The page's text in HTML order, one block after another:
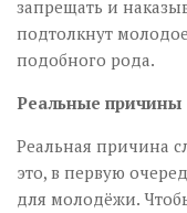
запрещать и
подтолкнут
подобного рода.
Реальные причины
Реальная причина
это, в первую
для молодёжи.